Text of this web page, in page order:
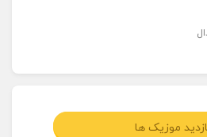
موزیک ها